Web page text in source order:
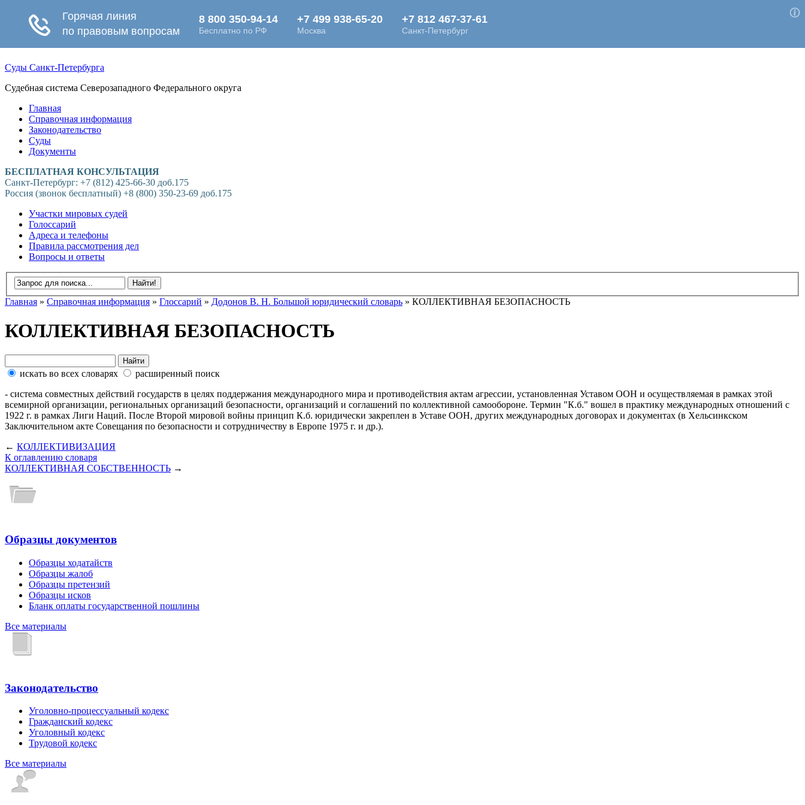
Суды Санкт-Петербурга
Судебная система Северозападного Федерального округа
Главная
Справочная информация
Законодательство
Суды
Документы
БЕСПЛАТНАЯ КОНСУЛЬТАЦИЯ
Санкт-Петербург: +7 (812) 425-66-30 доб.175
Россия (звонок бесплатный) +8 (800) 350-23-69 доб.175
Участки мировых судей
Голоссарий
Адреса и телефоны
Правила рассмотрения дел
Вопросы и ответы
Главная » Справочная информация » Глоссарий » Додонов В. Н. Большой юридический словарь » КОЛЛЕКТИВНАЯ БЕЗОПАСНОСТЬ
КОЛЛЕКТИВНАЯ БЕЗОПАСНОСТЬ
искать во всех словарях
расширенный поиск
- система совместных действий государств в целях поддержания международного мира и противодействия актам агрессии, установленная Уставом ООН и осуществляемая в рамках этой
всемирной организации, региональных организаций безопасности, организаций и соглашений по коллективной самообороне. Термин "К.б." вошел в практику международных отношений с
1922 г. в рамках Лиги Наций. После Второй мировой войны принцип К.б. юридически закреплен в Уставе ООН, других международных договорах и документах (в Хельсинкском
Заключительном акте Совещания по безопасности и сотрудничеству в Европе 1975 г. и др.).
← КОЛЛЕКТИВИЗАЦИЯ
К оглавлению словаря
КОЛЛЕКТИВНАЯ СОБСТВЕННОСТЬ →
Образцы документов
Образцы ходатайств
Образцы жалоб
Образцы претензий
Образцы исков
Бланк оплаты государственной пошлины
Все материалы
Законодательство
Уголовно-процессуальный кодекс
Гражданский кодекс
Уголовный кодекс
Трудовой кодекс
Все материалы